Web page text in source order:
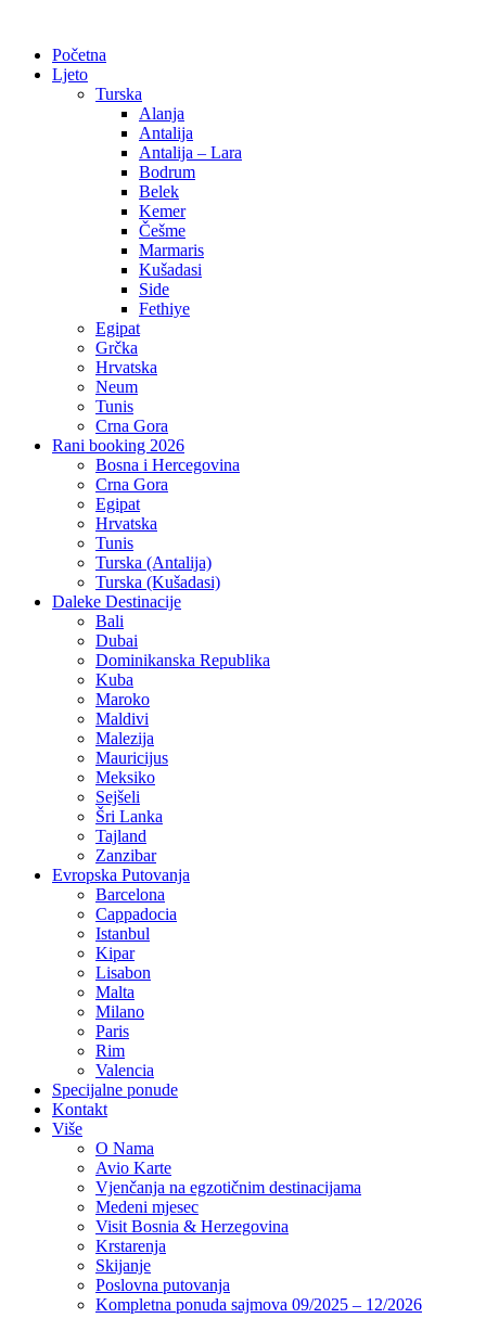
Početna
Ljeto
Turska
Alanja
Antalija
Antalija – Lara
Bodrum
Belek
Kemer
Češme
Marmaris
Kušadasi
Side
Fethiye
Egipat
Grčka
Hrvatska
Neum
Tunis
Crna Gora
Rani booking 2026
Bosna i Hercegovina
Crna Gora
Egipat
Hrvatska
Tunis
Turska (Antalija)
Turska (Kušadasi)
Daleke Destinacije
Bali
Dubai
Dominikanska Republika
Kuba
Maroko
Maldivi
Malezija
Mauricijus
Meksiko
Sejšeli
Šri Lanka
Tajland
Zanzibar
Evropska Putovanja
Barcelona
Cappadocia
Istanbul
Kipar
Lisabon
Malta
Milano
Paris
Rim
Valencia
Specijalne ponude
Kontakt
Više
O Nama
Avio Karte
Vjenčanja na egzotičnim destinacijama
Medeni mjesec
Visit Bosnia & Herzegovina
Krstarenja
Skijanje
Poslovna putovanja
Kompletna ponuda sajmova 09/2025 – 12/2026